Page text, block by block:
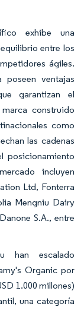
exhibe una
entre los
ágiles.
ventajas
garantizan el
construido
como
las cadenas
posicionamiento
incluyen
Ltd, Fonterra
Mengniu Dairy
S.A., entre
han escalado
Organic por
1.000 millones)
una categoría